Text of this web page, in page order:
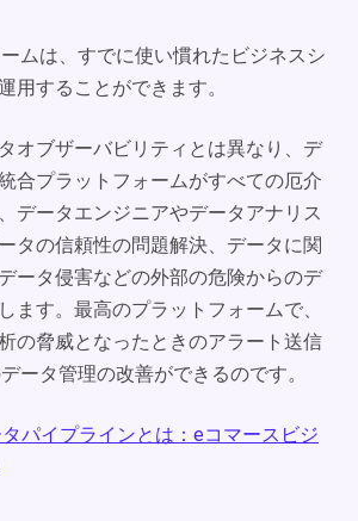
ムは、すでに使い慣れたビジネスシ
用することができます。
オブザーバビリティとは異なり、デ
合プラットフォームがすべての厄介
データエンジニアやデータアナリス
タの信頼性の問題解決、データに関
ータ侵害などの外部の危険からのデ
ます。最高のプラットフォームで、
の脅威となったときのアラート送信
ータ管理の改善ができるのです。
パイプラインとは：eコマースビジ